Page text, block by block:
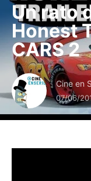
Un rato
Honest
CARS 2
Cine en
07/06/